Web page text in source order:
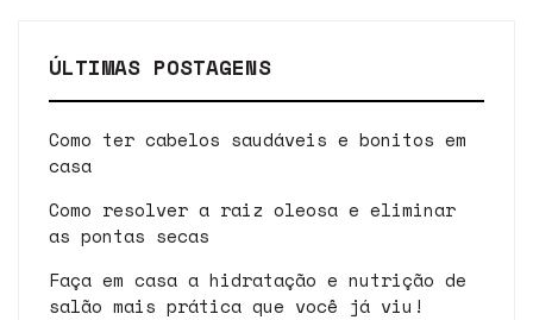
ÚLTIMAS POSTAGENS
Como ter cabelos saudáveis e bonitos em
casa
Como resolver a raiz oleosa e eliminar
as pontas secas
Faça em casa a hidratação e nutrição de
salão mais prática que você já viu!